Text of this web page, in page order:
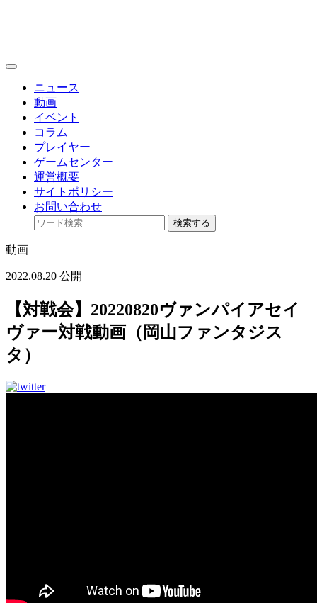
toggle
ニュース
動画
イベント
コラム
プレイヤー
ゲームセンター
運営概要
サイトポリシー
お問い合わせ
検索する
動画
2022.08.20 公開
【対戦会】20220820ヴァンパイアセイ
ヴァー対戦動画（岡山ファンタジス
タ）